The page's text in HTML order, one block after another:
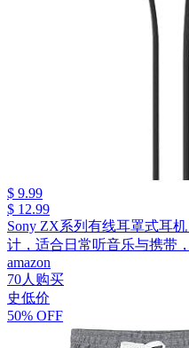
$ 9.99
$ 12.99
Sony ZX系列有线耳罩式耳
计，适合日常听音乐与携带
amazon
70人购买
史低价
50% OFF